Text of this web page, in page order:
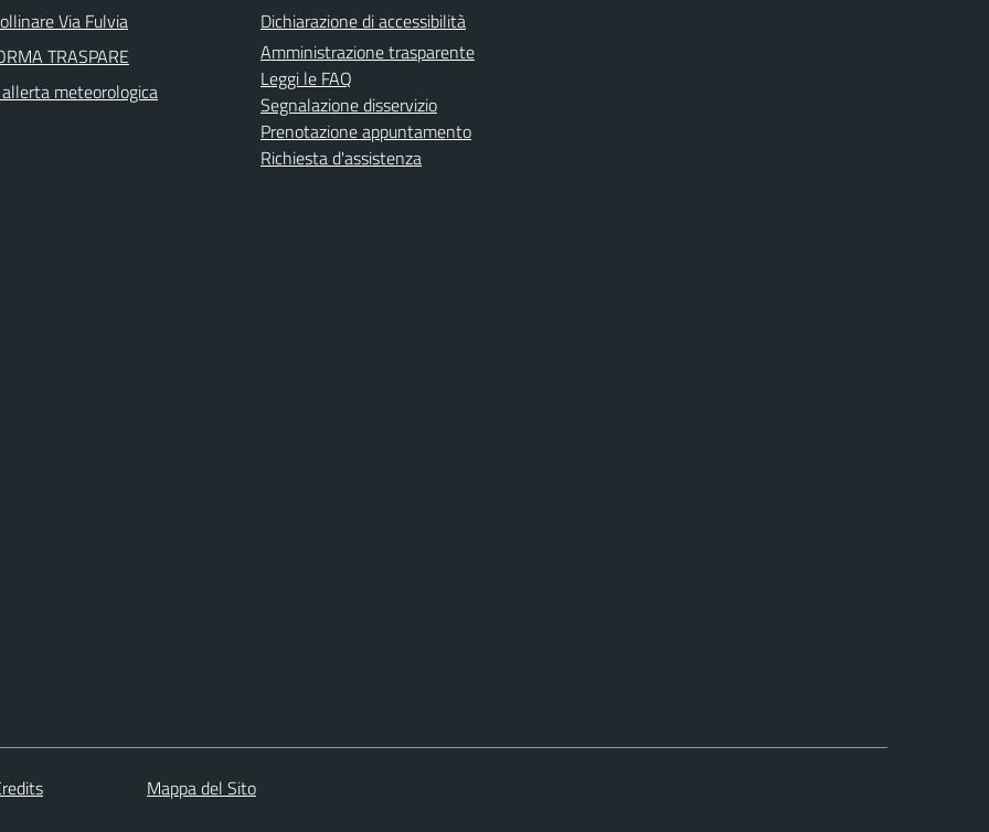
Via Fulvia
TRASPARE
meteorologica
Dichiarazione di accessibilità
Amministrazione trasparente
Leggi le FAQ
Segnalazione disservizio
Prenotazione appuntamento
Richiesta d'assistenza
Mappa del Sito